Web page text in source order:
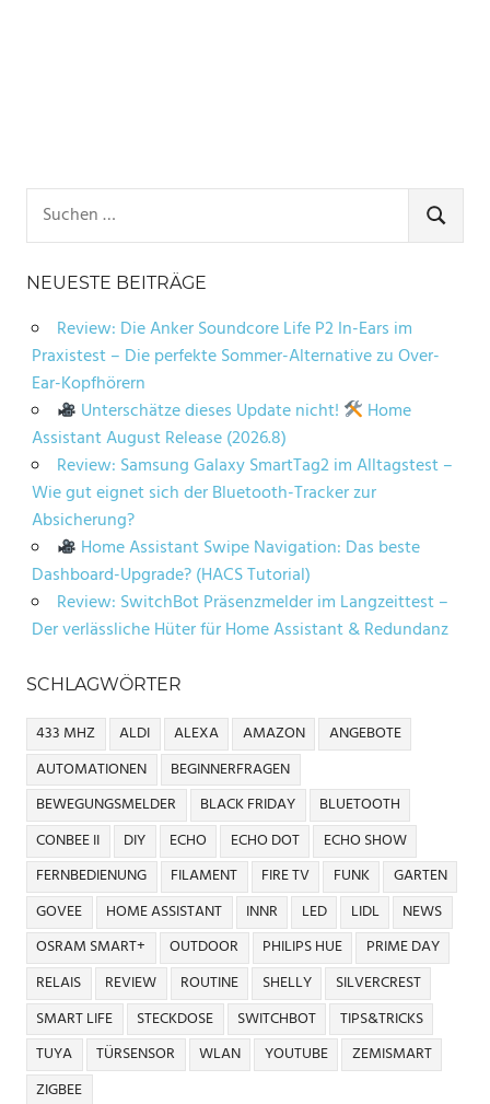
nach:
SUCHEN
NEUESTE BEITRÄGE
Review: Die Anker Soundcore Life P2 In-Ears im
Praxistest – Die perfekte Sommer-Alternative zu Over-
Ear-Kopfhörern
Unterschätze dieses Update nicht!
Home
Assistant August Release (2026.8)
Review: Samsung Galaxy SmartTag2 im Alltagstest –
Wie gut eignet sich der Bluetooth-Tracker zur
Absicherung?
Home Assistant Swipe Navigation: Das beste
Dashboard-Upgrade? (HACS Tutorial)
Review: SwitchBot Präsenzmelder im Langzeittest –
Der verlässliche Hüter für Home Assistant & Redundanz
SCHLAGWÖRTER
433 MHZ ALDI ALEXA AMAZON
ANGEBOTE
AUTOMATIONEN
BEGINNERFRAGEN
BEWEGUNGSMELDER
BLACK FRIDAY
BLUETOOTH
CONBEE II
DIY ECHO ECHO DOT
ECHO SHOW
FERNBEDIENUNG
FILAMENT FIRE TV FUNK
GARTEN
GOVEE
HOME ASSISTANT INNR LED LIDL
NEWS
OSRAM SMART+
OUTDOOR PHILIPS HUE
PRIME DAY
RELAIS
REVIEW ROUTINE SHELLY
SILVERCREST
SMART LIFE
STECKDOSE SWITCHBOT
TIPS&TRICKS
TUYA
TÜRSENSOR WLAN YOUTUBE
ZEMISMART
ZIGBEE